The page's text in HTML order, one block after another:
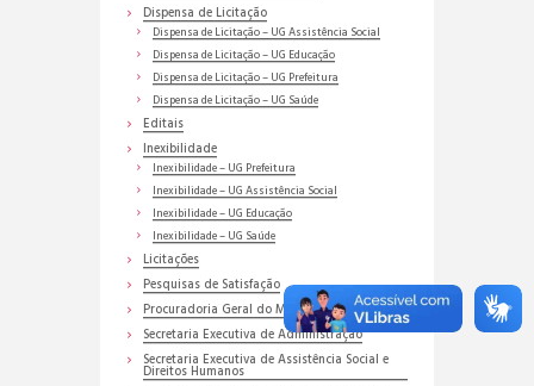
Dispensa de Licitação
Dispensa de Licitação – UG Assistência Social
Dispensa de Licitação – UG Educação
Dispensa de Licitação – UG Prefeitura
Dispensa de Licitação – UG Saúde
Editais
Inexibilidade
Inexibilidade – UG Prefeitura
Inexibilidade – UG Assistência Social
Inexibilidade – UG Educação
Inexibilidade – UG Saúde
Licitações
Pesquisas de Satisfação
Procuradoria Geral do Município
Secretaria Executiva de Administração
Secretaria Executiva de Assistência Social e
Direitos Humanos